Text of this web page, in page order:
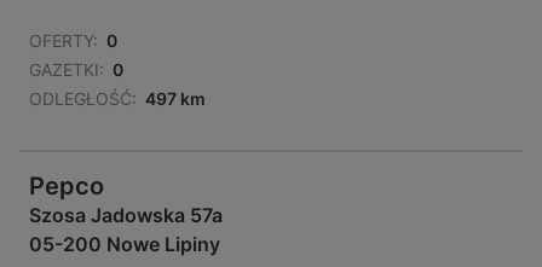
OFERTY: 0
GAZETKI: 0
ODLEGŁOŚĆ: 497 km
Pepco
Szosa Jadowska 57a
05-200 Nowe Lipiny